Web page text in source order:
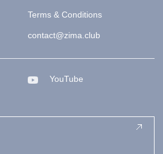
Terms & Conditions
contact@zima.club
YouTube